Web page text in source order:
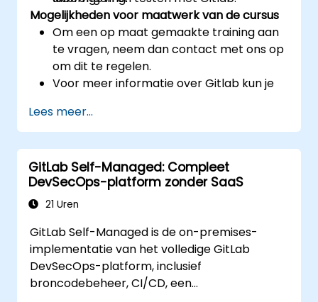
Mogelijkheden voor maatwerk van de cursus
Om een op maat gemaakte training aan
te vragen, neem dan contact met ons op
om dit te regelen.
Voor meer informatie over Gitlab kun je
Lees meer...
GitLab Self-Managed: Compleet
DevSecOps-platform zonder SaaS
21 Uren
GitLab Self-Managed is de on-premises-
implementatie van het volledige GitLab
DevSecOps-platform, inclusief
broncodebeheer, CI/CD, een